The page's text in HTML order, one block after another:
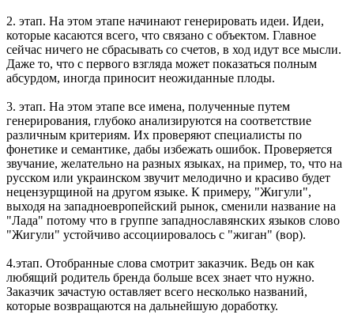
2. этап. На этом этапе начинают генерировать идеи. Идеи,
которые касаются всего, что связано с объектом. Главное
сейчас ничего не сбрасывать со счетов, в ход идут все мысли.
Даже то, что с первого взгляда может показаться полным
абсурдом, иногда приносит неожиданные плоды.
3. этап. На этом этапе все имена, полученные путем
генерирования, глубоко анализируются на соответствие
различным критериям. Их проверяют специалисты по
фонетике и семантике, дабы избежать ошибок. Проверяется
звучание, желательно на разных языках, на пример, то, что на
русском или украинском звучит мелодично и красиво будет
нецензурщиной на другом языке. К примеру, "Жигули",
выходя на западноевропейский рынок, сменили название на
"Лада" потому что в группе западнославянских языков слово
"Жигули" устойчиво ассоциировалось с "жиган" (вор).
4.этап. Отобранные слова смотрит заказчик. Ведь он как
любящий родитель бренда больше всех знает что нужно.
Заказчик зачастую оставляет всего несколько названий,
которые возвращаются на дальнейшую доработку.